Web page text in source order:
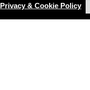
Privacy & Cookie Policy